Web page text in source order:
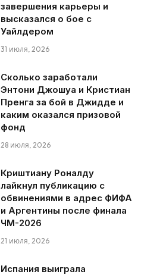
завершения карьеры и
высказался о бое с
Уайлдером
31 июля, 2026
Сколько заработали
Энтони Джошуа и Кристиан
Пренга за бой в Джидде и
каким оказался призовой
фонд
28 июля, 2026
Криштиану Роналду
лайкнул публикацию с
обвинениями в адрес ФИФА
и Аргентины после финала
ЧМ-2026
21 июля, 2026
Испания выиграла